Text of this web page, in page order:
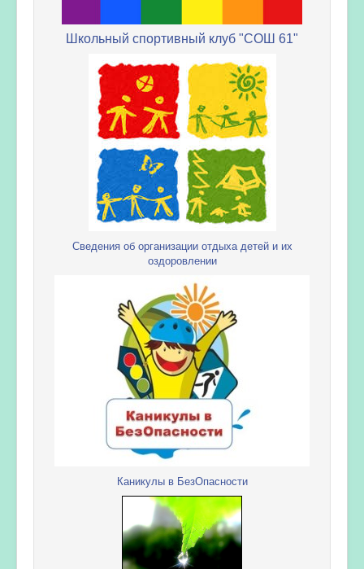
Школьный спортивный клуб "СОШ 61"
Сведения об организации отдыха детей и их
оздоровлении
Каникулы в БезОпасности